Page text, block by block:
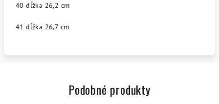
40 dĺžka 26,2 cm
41 dĺžka 26,7 cm
Podobné produkty